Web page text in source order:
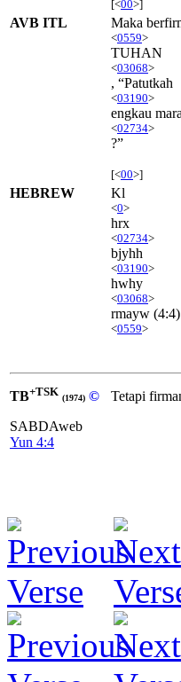
[<00>]
AVB ITL Maka
<0559>
TUHAN
<03068>
, “Patutkah
<03190>
engkau
<02734>
?”
[<00>]
HEBREW Kl
<0>
hrx
<02734>
bjyhh
<03190>
hwhy
<03068>
rmayw (4:4)
<0559>
TB+TSK (1974) ©
SABDAweb
Yun 4:4
Tetapi